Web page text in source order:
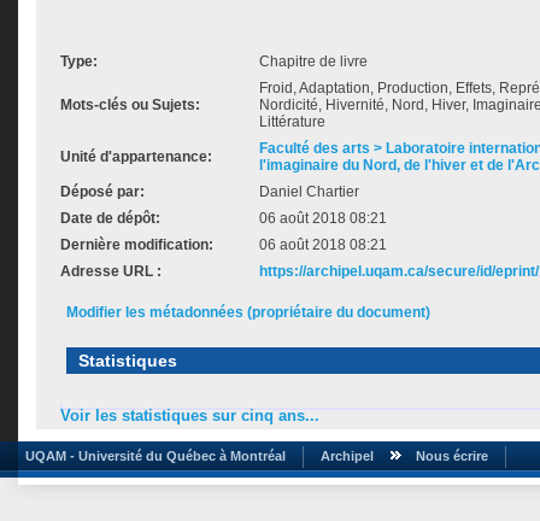
Type: Chapitre de livre
Mots-clés ou Sujets:
Froid, Adaptation, Production, Effets,
Nordicité, Hivernité, Nord, Hiver,
Littérature
Unité d'appartenance:
Faculté des arts > Laboratoire
l'imaginaire du Nord, de l'hiver et de
Déposé par:
Daniel Chartier
Date de dépôt:
06 août 2018 08:21
Dernière modification:
06 août 2018 08:21
Adresse URL :
https://archipel.uqam.ca/secure/id/
Modifier les métadonnées (propriétaire du document)
Statistiques
Voir les statistiques sur cinq ans...
UQAM - Université du Québec à Montréal Archipel Nous écrire